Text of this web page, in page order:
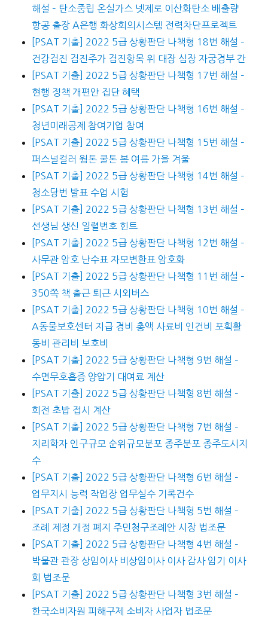
해설 – 탄소중립 온실가스 넷제로 이산화탄소 배출량
항공 출장 A은행 화상회의시스템 전력차단프로젝트
[PSAT 기출] 2022 5급 상황판단 나책형 18번 해설 –
건강검진 검진주가 검진항목 위 대장 심장 자궁경부 간
[PSAT 기출] 2022 5급 상황판단 나책형 17번 해설 –
현행 정책 개편안 집단 혜택
[PSAT 기출] 2022 5급 상황판단 나책형 16번 해설 –
청년미래공제 참여기업 참여
[PSAT 기출] 2022 5급 상황판단 나책형 15번 해설 –
퍼스널컬러 웜톤 쿨톤 봄 여름 가을 겨울
[PSAT 기출] 2022 5급 상황판단 나책형 14번 해설 –
청소당번 발표 수업 시험
[PSAT 기출] 2022 5급 상황판단 나책형 13번 해설 –
선생님 생신 일렬번호 힌트
[PSAT 기출] 2022 5급 상황판단 나책형 12번 해설 –
사무관 암호 난수표 자모변환표 암호화
[PSAT 기출] 2022 5급 상황판단 나책형 11번 해설 –
350쪽 책 출근 퇴근 시외버스
[PSAT 기출] 2022 5급 상황판단 나책형 10번 해설 –
A동물보호센터 지급 경비 총액 사료비 인건비 포획활
동비 관리비 보호비
[PSAT 기출] 2022 5급 상황판단 나책형 9번 해설 –
수면무호흡증 양압기 대여료 계산
[PSAT 기출] 2022 5급 상황판단 나책형 8번 해설 –
회전 초밥 접시 계산
[PSAT 기출] 2022 5급 상황판단 나책형 7번 해설 –
지리학자 인구규모 순위규모분포 종주분포 종주도시지
수
[PSAT 기출] 2022 5급 상황판단 나책형 6번 해설 –
업무지시 능력 작업장 업무실수 기록건수
[PSAT 기출] 2022 5급 상황판단 나책형 5번 해설 –
조례 제정 개정 폐지 주민청구조례안 시장 법조문
[PSAT 기출] 2022 5급 상황판단 나책형 4번 해설 –
박물관 관장 상임이사 비상임이사 이사 감사 임기 이사
회 법조문
[PSAT 기출] 2022 5급 상황판단 나책형 3번 해설 –
한국소비자원 피해구제 소비자 사업자 법조문